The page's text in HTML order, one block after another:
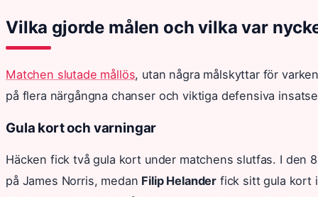
Vilka gjorde målen och vilka var
Matchen slutade mållös, utan några målskyttar för
på flera närgångna chanser och viktiga defensiva
Gula kort och varningar
Häcken fick två gula kort under matchens slutfas. I den
på James Norris, medan Filip Helander fick sitt gula kort